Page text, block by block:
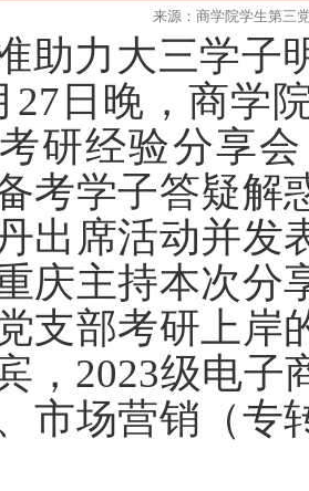
来源：商学院学生第三
助力大三学子
27日晚，商学
研经验分享
考学子答疑解
出席活动并发
庆主持本次分
支部考研上岸
，2023级电子
市场营销（专